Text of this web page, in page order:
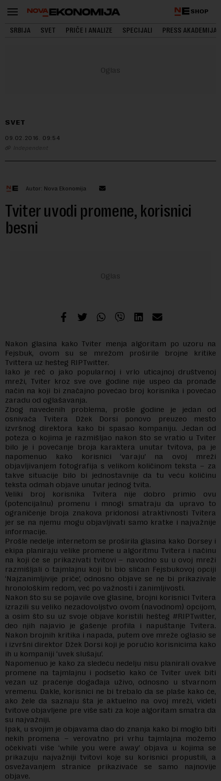
SHOP
SRBIJA SVET PRIČE I ANALIZE SPECIJALI PRESS AKADEMIJA
SVET
09.02.2016. 09:54
Independent
Autor: Nova Ekonomija
Tviter uvodi promene, korisnici
besni
Nakon glasina kako Tviter menja algoritam po uzoru na
Fejsbuk, ovom su se mrežom proširile brojne kritike
Tvittera uz hešteg RIPTwitter.
Iako je reč o jako popularnoj i vrlo uticajnoj društvenoj
mreži, Tviter kroz sve ove godine nije uspeo da pronađe
način na koji bi značajno povećao broj korisnika i povećao
zaradu od oglašavanja.
Zbog navedenih problema, prošle godine je jedan od
osnivača Tvitera Džek Dorsi ponovo preuzeo mesto
izvršnog direktora kako bi spasao kompaniju. Jedan od
poteza o kojima je razmišljao nakon što se vratio u Tviter
bilo je i povećanje broja karaktera unutar tvitova, pa je
napomenuo kako korisnici ‘varaju’ na ovoj mreži
objavljivanjem fotografija s velikom količinom teksta – za
takve situacije bilo bi jednostavnije da tu veću količinu
teksta odmah objave unutar jednog tvita.
Veliki broj korisnika Tvitera nije dobro primio ovu
(potencijalnu) promenu i mnogi smatraju da upravo to
ograničenje broja znakova pridonosi atraktivnosti Tvitera
jer se na njemu mogu objavljivati samo kratke i najvažnije
informacije.
Prošle nedelje internetom se proširila glasina kako Dorsey i
ekipa planiraju velike promene u algoritmu Tvitera i načinu
na koji će se prikazivati tvitovi – navodno su u ovoj mreži
razmišljali o tajmlajnu koji bi bio sličan Fejsbukovoj opciji
‘Najzanimljivije priče’, odnosno objave se ne bi prikazivale
hronološkim redom, već po važnosti i zanimljivosti.
Nakon što su se pojavile ove glasine, brojni korisnici Tvitera
izrazili su veliko nezadovoljstvo ovom (navodnom) opcijom,
a osim što su uz svoje objave koristili hešteg #RIPTwitter,
deo njih najavio je gašenje profila i napuštanje Tvitera.
Nakon brojnih kritika i napada, putem ove mreže oglasio se
i izvršni direktor Džek Dorsi koji je poručio korisnicima kako
ih u kompaniji ‘uvek slušaju’.
Napomenuo je kako za sledeću nedelju nisu planirali ovakve
promene na tajmlajnu i podsetio kako će Tviter uvek biti
vezan uz praćenje događaja uživo, odnosno u stvarnom
vremenu. Dakle, korisnici ne bi trebalo da se plaše kako će,
ako žele da saznaju šta je aktuelno na ovoj mreži, videti
tvitove objavljene pre više sati za koje algoritam smatra da
su najvažniji.
Ipak, u svojim je objavama dao do znanja kako bi moglo biti
nekih promena – verovatno pri vrhu tajmlajna možemo
očekivati više ‘while you were away’ objava u kojima se
prikazuju najvažniji tvitovi koje su korisnici propustili, a
osvežavanjem stranice prikazivaće se samo najnovije
objave.